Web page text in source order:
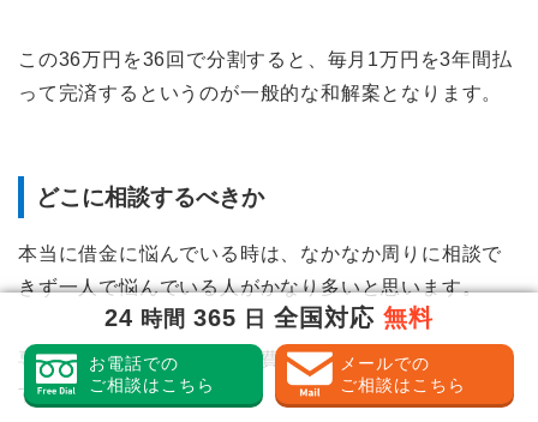
この36万円を36回で分割すると、毎月1万円を3年間払
って完済するというのが一般的な和解案となります。
どこに相談するべきか
本当に借金に悩んでいる時は、なかなか周りに相談で
きず一人で悩んでいる人がかなり多いと思います。
専門家に相談したいけど、費用が心配という人もいま
す。
24 時間 365 日 全国対応 無料
お電話での
ご相談はこちら
メールでの
ご相談はこちら